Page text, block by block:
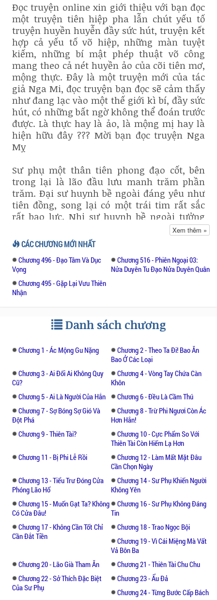
Đọc truyện online xin giới thiệu với bạn đọc
một truyện tiên hiệp pha lẫn chút yếu tố
truyện huyền huyễn đầy sức hút, truyện kết
hợp cả yếu tố võ hiệp, những màn tuyệt
kiếm, những bí mật phép thuật võ công
mang theo cả nét huyền ảo của cõi tiên mơ,
mộng thực. Đây là một truyện mới của tác
giả Nga Mi, đọc truyện bạn đọc sẽ cảm thấy
như đang lạc vào một thế giới kì bí, đầy sức
hút, có những bất ngờ không thể đoán trước
được. Là thực hay là ảo, là mộng mị hay là
hiện hữu đây ??? Mời bạn đọc truyện Nga
Mỵ
Sư phụ một thân tiên phong đạo cốt, bên
trong lại là lão đầu lưu manh trăm phần
trăm. Đại sư huynh bề ngoài đáng yêu như
tiên đồng, song lại có một trái tim rất sắc
rất bạo lực. Nhị sư huynh bề ngoài tưởng
tao nhã, nhưng không che dấu được đầy
bụng lả lơi và âm hiểm. Tam sư tỷ quyến rũ
yêu mị mê người, thực ra lại là một bà nam
nhân vô cùng dã man. Tứ sư huynh được
người bên ngoài khen là kinh tài tuyệt diễm,
bản thân lại kiêu ngạo, nhõng nhẽo làm
nũng, độc miệng, tham ăn, hiếu chiến.
Một Chu Chu bộ dạng rất thôn quê rất thô lỗ
bị ép sống giữa bầy tuấn nam mỹ nữ, áp lực
như núi. Chẳng lẽ đây là trời cao muốn làm
nổi bật tâm hồn xinh đẹp của nàng sao?!
May thay nàng chẳng những có thần trư hộ
thể, mà còn có tuyệt kỹ hạng nhất —— giả
trư ăn cọp!
“Nga” “Mị” hai chữ này đều là ý tứ miêu tả
một người xinh đẹp hơn người. Bất kể là bề
ngoài đẹp hay tâm hồn đẹp, đều là một loại
vẻ đẹp cảnh đẹp ý vui. Đây chính là truyện
kể về nàng sao, là nét đẹp thuần túy, tinh
khiết sao, có hay không cần phải xác định
chẳng phải là
Bà ngoại nói: Chu Chu nhà ta là nữ tử xinh
đẹp nhất trong thiên hạ! Chu Chu trong lòng
vô cùng nghi ngờ nhìn kỹ cái bóng nhỏ của
mình trong chậu nước, rốt cuộc là khiếu
thẩm mỹ của bà ngoại có vấn đề, hay là
khiếu thẩm mỹ của những người mắng
nàng nha đầu xấu kia mới có vấn đề đây?
Xem thêm »
CÁC CHƯƠNG MỚI NHẤT
Chương 496 - Đạo Tâm Và Dục
Vọng
Chương 516 - Phiên Ngoại 03:
Nửa Duyên Tu Đạo Nửa Duyên Quân
Chương 495 - Gặp Lại Vưu Thiên
Nhận
Danh sách chương
Chương 1 - Ác Mộng Gu Nặng
Chương 2 - Theo Ta Đi! Bao Ăn
Bao Ở Các Loại
Chương 3 - Ai Đối Ai Không Quy
Cũ?
Chương 4 - Vòng Tay Chứa Càn
Khôn
Chương 5 - Ai Là Người Của Hắn
Chương 6 - Đều Là Cầm Thú
Chương 7 - Sợ Bóng Sợ Gió Và
Đột Phá
Chương 8 - Trừ Phi Ngươi Còn Ác
Hơn Hắn!
Chương 9 - Thiên Tài?
Chương 10 - Cực Phẩm So Với
Thiên Tài Còn Hiếm Lạ Hơn
Chương 11 - Bị Phi Lễ Rồi
Chương 12 - Làm Mất Mặt Đâu
Cần Chọn Ngày
Chương 13 - Tiểu Trư Đóng Cửa
Phóng Lão Hổ
Chương 14 - Sư Phụ Khiến Người
Không Yên
Chương 15 - Muốn Gạt Ta? Không
Có Cửa Đâu!
Chương 16 - Sư Phụ Không Đáng
Tin
Chương 17 - Không Cần Tốt Chỉ
Cần Đắt Tiền
Chương 18 - Trao Ngọc Bội
Chương 19 - Vì Cái Miệng Mà Vất
Vả Bôn Ba
Chương 20 - Lão Già Tham Ăn
Chương 21 - Thiên Tài Chu Chu
Chương 22 - Sở Thích Đặc Biệt
Của Sư Phụ
Chương 23 - Ẩu Đả
Chương 24 - Từng Bước Cấp Bách